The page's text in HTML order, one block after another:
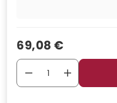
Verkaufspreis
69,08 €